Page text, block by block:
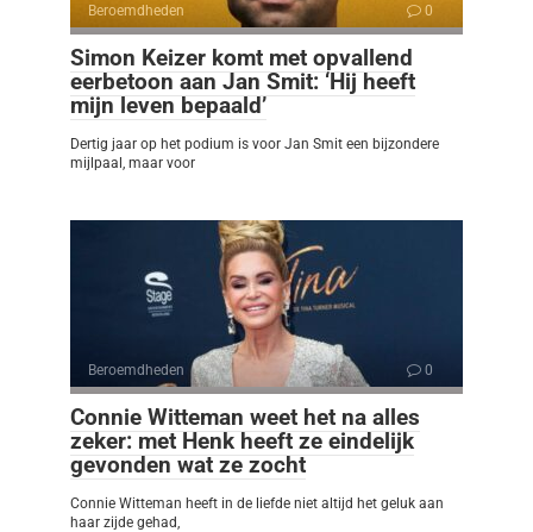
Beroemdheden 0
Simon Keizer komt met opvallend
eerbetoon aan Jan Smit: ‘Hij heeft
mijn leven bepaald’
Dertig jaar op het podium is voor Jan Smit een bijzondere
mijlpaal, maar voor
Beroemdheden 0
Connie Witteman weet het na alles
zeker: met Henk heeft ze eindelijk
gevonden wat ze zocht
Connie Witteman heeft in de liefde niet altijd het geluk aan
haar zijde gehad,